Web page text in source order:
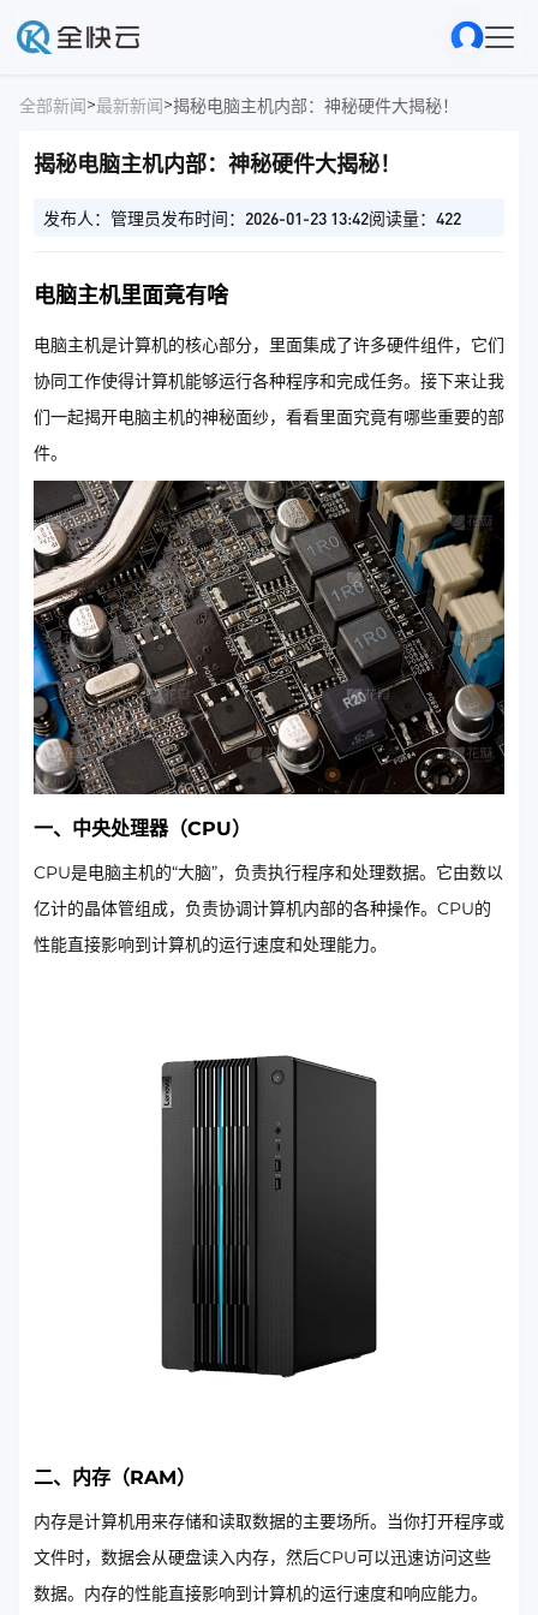
全部新闻>最新新闻>揭秘电脑主机内部：神秘硬件大揭秘！
揭秘电脑主机内部：神秘硬件大揭秘！
发布人：管理员发布时间：2026-01-23 13:42阅读量：422
电脑主机里面竟有啥
电脑主机是计算机的核心部分，里面集成了许多硬件组件，它们
协同工作使得计算机能够运行各种程序和完成任务。接下来让我
们一起揭开电脑主机的神秘面纱，看看里面究竟有哪些重要的部
件。
一、中央处理器（CPU）
CPU是电脑主机的“大脑”，负责执行程序和处理数据。它由数以
亿计的晶体管组成，负责协调计算机内部的各种操作。CPU的
性能直接影响到计算机的运行速度和处理能力。
二、内存（RAM）
内存是计算机用来存储和读取数据的主要场所。当你打开程序或
文件时，数据会从硬盘读入内存，然后CPU可以迅速访问这些
数据。内存的性能直接影响到计算机的运行速度和响应能力。